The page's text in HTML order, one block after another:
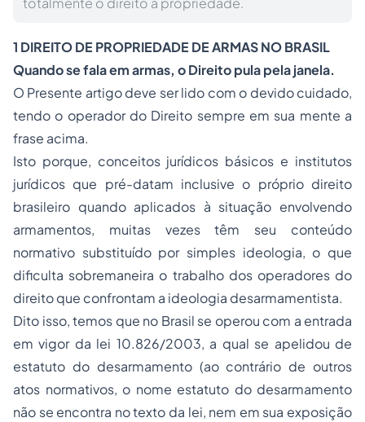
1 DIREITO DE PROPRIEDADE DE ARMAS NO BRASIL
Quando se fala em armas, o Direito pula pela janela.
O Presente artigo deve ser lido com o devido cuidado,
tendo o operador do Direito sempre em sua mente a
frase acima.
Isto porque, conceitos jurídicos básicos e institutos
jurídicos que pré-datam inclusive o próprio direito
brasileiro quando aplicados à situação envolvendo
armamentos, muitas vezes têm seu conteúdo
normativo substituído por simples ideologia, o que
dificulta sobremaneira o trabalho dos operadores do
direito que confrontam a ideologia desarmamentista.
Dito isso, temos que no Brasil se operou com a entrada
em vigor da lei 10.826/2003, a qual se apelidou de
estatuto do desarmamento (ao contrário de outros
atos normativos, o nome estatuto do desarmamento
não se encontra no texto da lei, nem em sua exposição